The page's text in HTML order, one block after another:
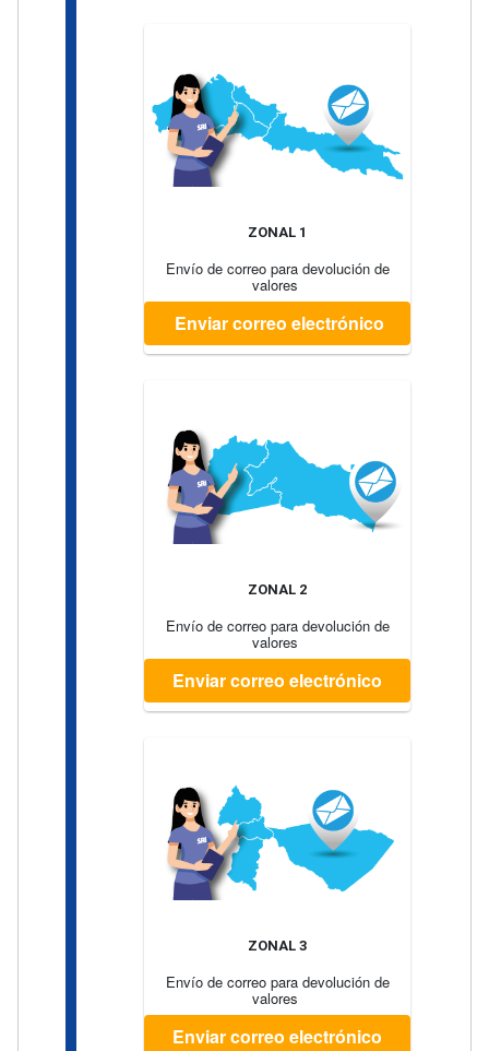
ZONAL 1
Envío de correo para devolución de
valores
Enviar correo electrónico
ZONAL 2
Envío de correo para devolución de
valores
Enviar correo electrónico
ZONAL 3
Envío de correo para devolución de
valores
Enviar correo electrónico